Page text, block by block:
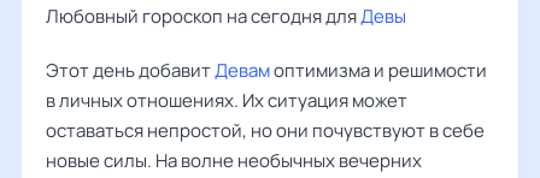
Любовный гороскоп на сегодня дляДевы
Этот день добавитДевамоптимизма и решимости
в личных отношениях. Их ситуация может
оставаться непростой, но они почувствуют в себе
новые силы. На волне необычных вечерних